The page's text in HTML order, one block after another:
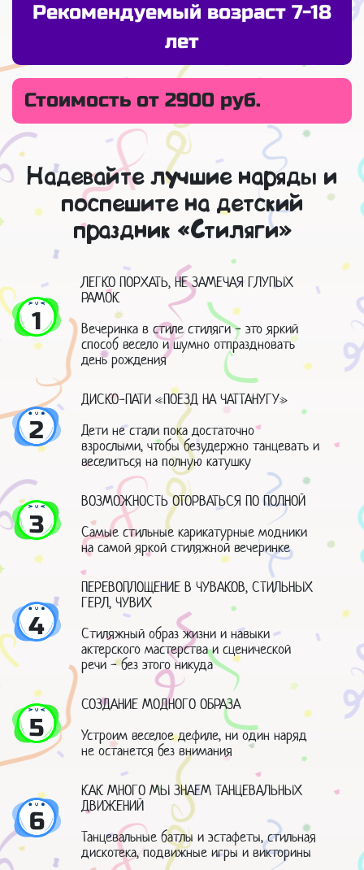
Рекомендуемый возраст 7-18
лет
Стоимость от 2900 руб.
Надевайте лучшие наряды и
поспешите на детский
праздник «Стиляги»
1
ЛЕГКО ПОРХАТЬ, НЕ ЗАМЕЧАЯ ГЛУПЫХ
РАМОК
Вечеринка в стиле стиляги - это яркий
способ весело и шумно отпраздновать
день рождения
2
ДИСКО-ПАТИ «ПОЕЗД НА ЧАТТАНУГУ»
Дети не стали пока достаточно
взрослыми, чтобы безудержно танцевать и
веселиться на полную катушку
3
ВОЗМОЖНОСТЬ ОТОРВАТЬСЯ ПО ПОЛНОЙ
Самые стильные карикатурные модники
на самой яркой стиляжной вечеринке
4
ПЕРЕВОПЛОЩЕНИЕ В ЧУВАКОВ, СТИЛЬНЫХ
ГЕРЛ, ЧУВИХ
Стиляжный образ жизни и навыки
актерского мастерства и сценической
речи - без этого никуда
5
СОЗДАНИЕ МОДНОГО ОБРАЗА
Устроим веселое дефиле, ни один наряд
не останется без внимания
6
КАК МНОГО МЫ ЗНАЕМ ТАНЦЕВАЛЬНЫХ
ДВИЖЕНИЙ
Танцевальные батлы и эстафеты, стильная
дискотека, подвижные игры и викторины